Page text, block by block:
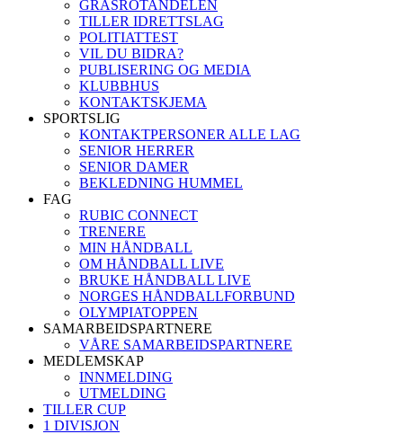
GRASROTANDELEN
TILLER IDRETTSLAG
POLITIATTEST
VIL DU BIDRA?
PUBLISERING OG MEDIA
KLUBBHUS
KONTAKTSKJEMA
SPORTSLIG
KONTAKTPERSONER ALLE LAG
SENIOR HERRER
SENIOR DAMER
BEKLEDNING HUMMEL
FAG
RUBIC CONNECT
TRENERE
MIN HÅNDBALL
OM HÅNDBALL LIVE
BRUKE HÅNDBALL LIVE
NORGES HÅNDBALLFORBUND
OLYMPIATOPPEN
SAMARBEIDSPARTNERE
VÅRE SAMARBEIDSPARTNERE
MEDLEMSKAP
INNMELDING
UTMELDING
TILLER CUP
1 DIVISJON